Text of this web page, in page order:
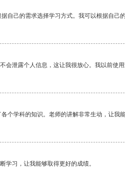
自己的需求选择学习方式。我可以根据自己
会泄露个人信息，这让我很放心。我以前使
个学科的知识。老师的讲解非常生动，让我
学习，让我能够取得更好的成绩。